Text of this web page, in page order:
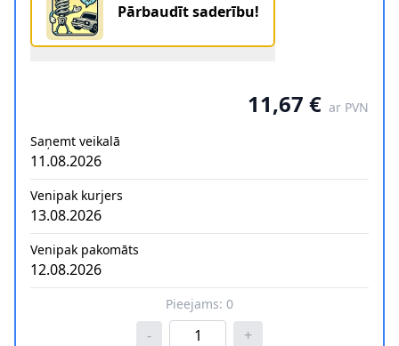
Pārbaudīt saderību!
11,67 € ar PVN
Saņemt veikalā
11.08.2026
Venipak kurjers
13.08.2026
Venipak pakomāts
12.08.2026
Pieejams: 0
- +